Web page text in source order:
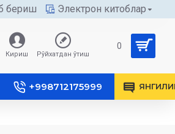
бериш Электрон китоблар
Кириш Рўйхатдан ўтиш
0
+998712175999